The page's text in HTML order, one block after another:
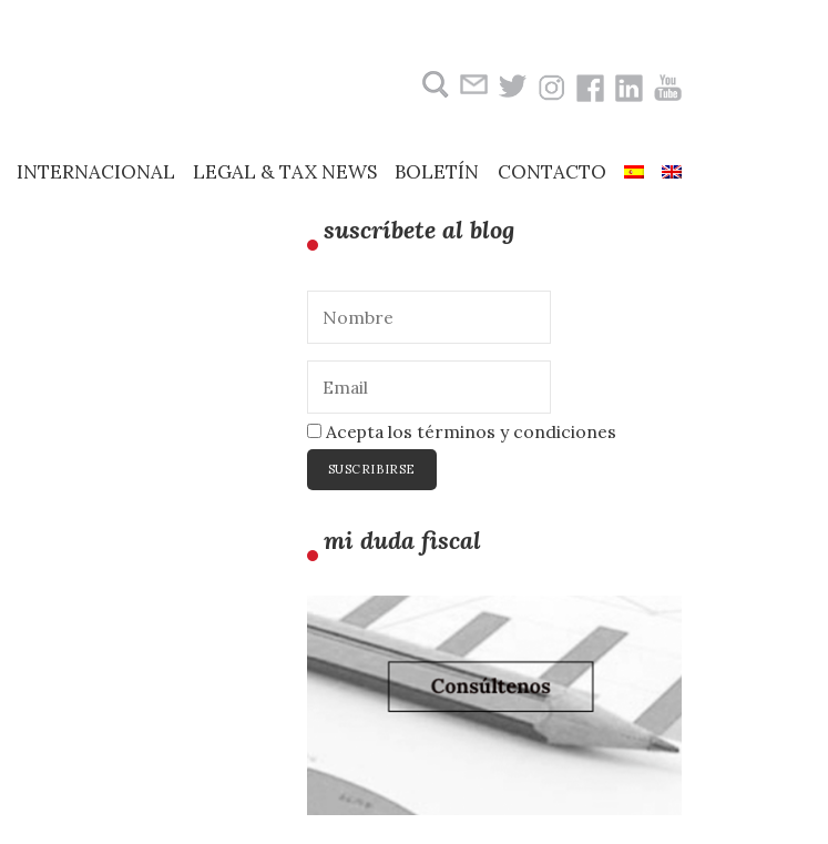
INTERNACIONAL LEGAL & TAX NEWS BOLETÍN CONTACTO
suscríbete al blog
Acepta los términos y condiciones
mi duda fiscal